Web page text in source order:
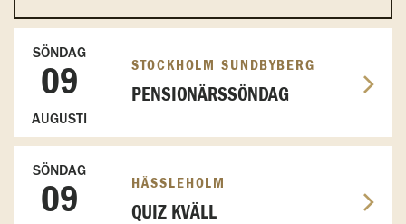
SÖNDAG
09
AUGUSTI
STOCKHOLM SUNDBYBERG
PENSIONÄRSSÖNDAG
SÖNDAG
09 HÄSSLEHOLM
QUIZ KVÄLL